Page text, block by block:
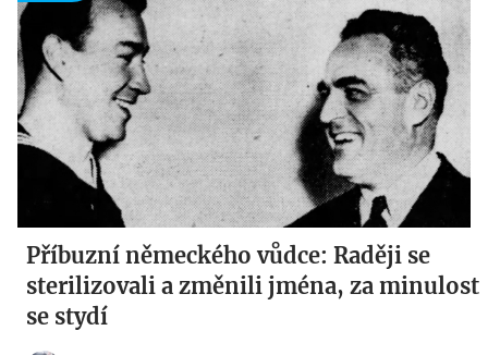
Příbuzní německého vůdce: Raději se
sterilizovali a změnili jména, za minulost
se stydí